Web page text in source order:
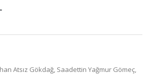
Atsız Gökdağ, Saadettin Yağmur Gömeç,